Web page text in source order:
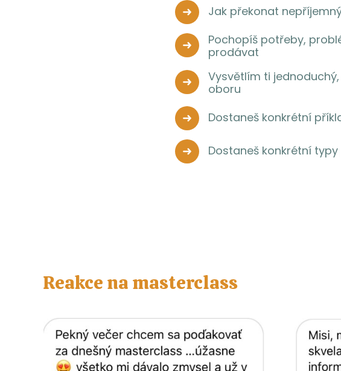
Jak překonat
Pochopíš potřeby,
prodávat
Vysvětlím ti
oboru
Dostaneš konkrétní
Dostaneš konkrétní
Reakce na masterclass